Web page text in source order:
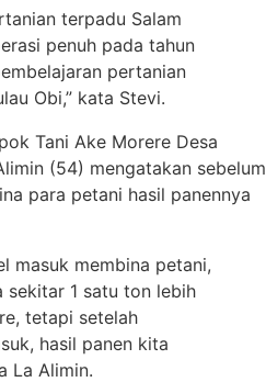
terpadu Salam
penuh pada tahun
pertanian
Obi,” kata Stevi.
Tani Ake Morere Desa
(54) mengatakan sebelum
para petani hasil panennya
masuk membina petani,
sekitar 1 satu ton lebih
tetapi setelah
hasil panen kita
La Alimin.